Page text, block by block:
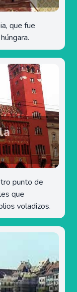
que fue
punto de
que
voladizos.